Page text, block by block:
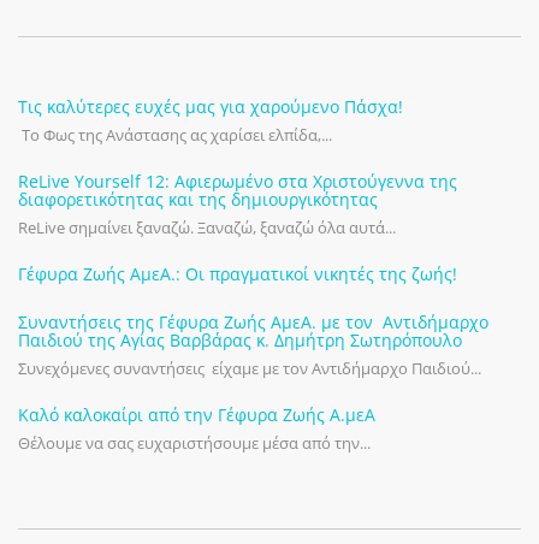
Τις καλύτερες ευχές μας για χαρούμενο Πάσχα!
Το Φως της Ανάστασης ας χαρίσει ελπίδα,...
ReLive Yourself 12: Αφιερωμένο στα Χριστούγεννα της
διαφορετικότητας και της δημιουργικότητας
ReLive σημαίνει ξαναζώ. Ξαναζώ, ξαναζώ όλα αυτά...
Γέφυρα Ζωής ΑμεΑ.: Οι πραγματικοί νικητές της ζωής!
Συναντήσεις της Γέφυρα Ζωής ΑμεΑ. με τον Αντιδήμαρχο
Παιδιού της Αγίας Βαρβάρας κ. Δημήτρη Σωτηρόπουλο
Συνεχόμενες συναντήσεις είχαμε με τον Αντιδήμαρχο Παιδιού...
Καλό καλοκαίρι από την Γέφυρα Ζωής Α.μεΑ
Θέλουμε να σας ευχαριστήσουμε μέσα από την...